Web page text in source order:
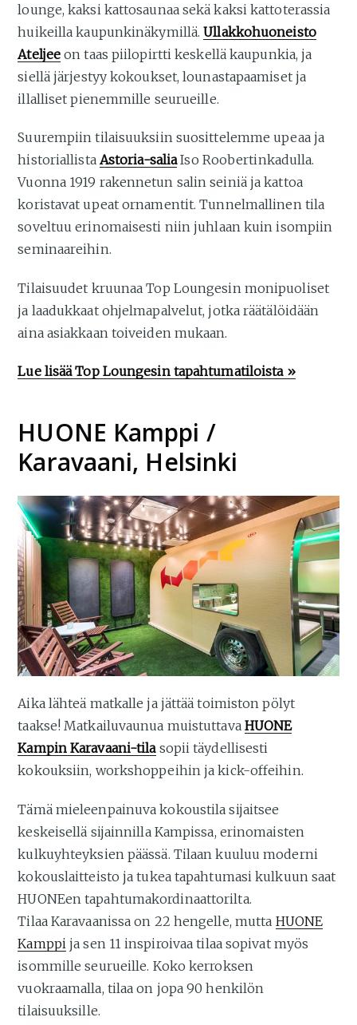
lounge, kaksi kattosaunaa sekä kaksi kattoterassia
huikeilla kaupunkinäkymillä.Ullakkohuoneisto
Ateljee on taas piilopirtti keskellä kaupunkia, ja
siellä järjestyy kokoukset, lounastapaamiset ja
illalliset pienemmille seurueille.
Suurempiin tilaisuuksiin suosittelemme upeaa ja
historiallista Astoria-saliaIso Roobertinkadulla.
Vuonna 1919 rakennetun salin seiniä ja kattoa
koristavat upeat ornamentit. Tunnelmallinen tila
soveltuu erinomaisesti niin juhlaan kuin isompiin
seminaareihin.
Tilaisuudet kruunaa Top Loungesin monipuoliset
ja laadukkaat ohjelmapalvelut, jotka räätälöidään
aina asiakkaan toiveiden mukaan.
Lue lisää Top Loungesin tapahtumatiloista »
HUONE Kamppi /
Karavaani, Helsinki
Aika lähteä matkalle ja jättää toimiston pölyt
taakse! Matkailuvaunua muistuttava HUONE
Kampin Karavaani-tilasopii täydellisesti
kokouksiin, workshoppeihin ja kick-offeihin.
Tämä mieleenpainuva kokoustila sijaitsee
keskeisellä sijainnilla Kampissa, erinomaisten
kulkuyhteyksien päässä. Tilaan kuuluu moderni
kokouslaitteisto ja tukea tapahtumasi kulkuun saat
HUONEen tapahtumakordinaattorilta.
Tilaa Karavaanissa on 22 hengelle, mutta HUONE
Kamppi ja sen 11 inspiroivaa tilaa sopivat myös
isommille seurueille. Koko kerroksen
vuokraamalla, tilaa on jopa 90 henkilön
tilaisuuksille.